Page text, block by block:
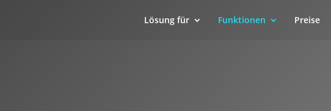
Lösung für Funktionen Preise